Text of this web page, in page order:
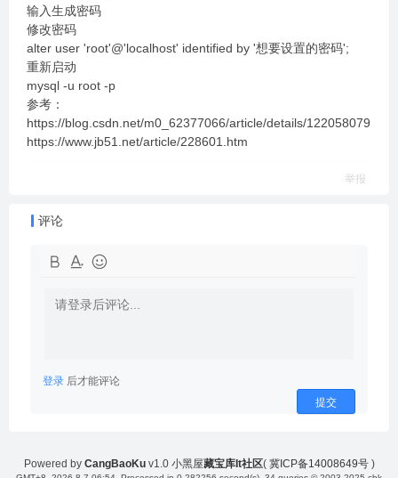
输入生成密码
修改密码
alter user 'root'@'localhost' identified by '想要设置的密码';
重新启动
mysql -u root -p
参考：
https://blog.csdn.net/m0_62377066/article/details/122058079
https://www.jb51.net/article/228601.htm
举报
评论
登录 后才能评论
提交
Powered by CangBaoKu v1.0 小黑屋藏宝库It社区( 冀ICP备14008649号)